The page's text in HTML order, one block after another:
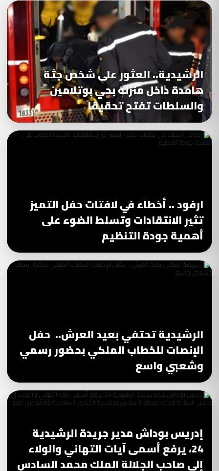
الرشيدية.. العثور على شخص جثة
هامدة داخل منزله بحي بوتلامين
والسلطات تفتح تحقيقا
ارفود .. أخطاء في لافتات حفل التميز
تثير الانتقادات وتسلط الضوء على
أهمية جودة التنظيم
الرشيدية تحتفي بعيد العرش.. حفل
الإنصات للخطاب الملكي بحضور رسمي
وشعبي واسع
إدريس بوداش مدير جريدة الرشيدية
24، يرفع أسمى آيات التهاني والولاء
إلى صاحب الجلالة الملك محمد السادس